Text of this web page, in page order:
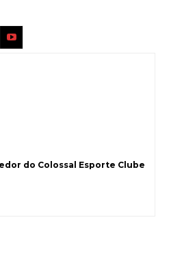
do Colossal Esporte Clube